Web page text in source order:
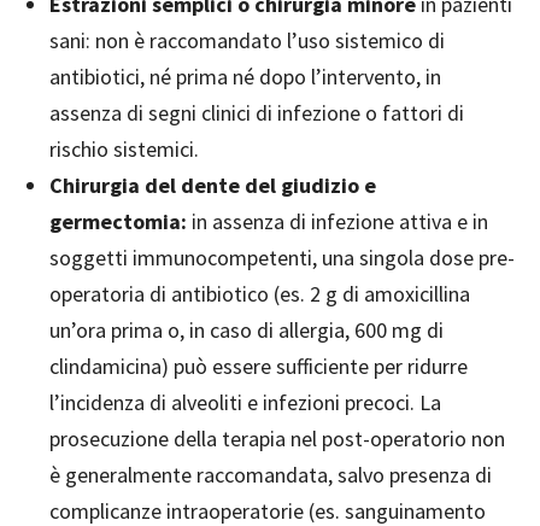
sani: non è raccomandato l’uso sistemico di
antibiotici, né prima né dopo l’intervento, in
assenza di segni clinici di infezione o fattori di
rischio sistemici.
Chirurgia del dente del giudizio e
germectomia: in assenza di infezione attiva e in
soggetti immunocompetenti, una singola dose pre-
operatoria di antibiotico (es. 2 g di amoxicillina
un’ora prima o, in caso di allergia, 600 mg di
clindamicina) può essere sufficiente per ridurre
l’incidenza di alveoliti e infezioni precoci. La
prosecuzione della terapia nel post-operatorio non
è generalmente raccomandata, salvo presenza di
complicanze intraoperatorie (es. sanguinamento